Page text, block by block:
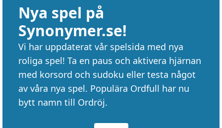
Nya spel på
Synonymer.se!
Vi har uppdaterat vår spelsida med nya
roliga spel! Ta en paus och aktivera hjärnan
med korsord och sudoku eller testa något
av våra nya spel. Populära Ordfull har nu
bytt namn till Ordröj.